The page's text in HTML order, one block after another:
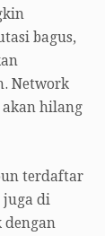
bagus,
Network
hilang
terdaftar
juga di
dengan